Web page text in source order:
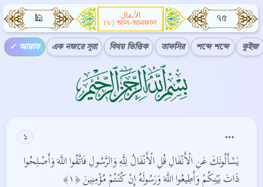
🕌
الأنفال
(৮) আল-আনফাল
৭৫
আয়াত এক নজরে সূরা বিষয় ভিত্তিক তাফসির শব্দে শব্দে কুইজ
১
يَسْأَلُونَكَ عَنِ الْأَنْفَالِ قُلِ الْأَنْفَالُ لِلَّهِ وَالرَّسُولِ فَاتَّقُوا اللَّهَ وَأَصْلِحُوا
ذَاتَ بَيْنِكُمْ وَأَطِيعُوا اللَّهَ وَرَسُولَهُ إِنْ كُنْتُمْ مُؤْمِنِينَ ﴿١﴾